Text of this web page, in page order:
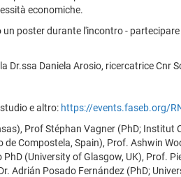
economiche.
poster durante l'incontro -
Dr.ssa Daniela Arosio, ricercatrice Cnr
e altro: https://events.faseb.org/
Prof Stéphan Vagner (PhD; Institut
Compostela, Spain), Prof. Ashwin
(University of Glasgow, UK), Prof.
Adrián Posado Fernández (PhD;